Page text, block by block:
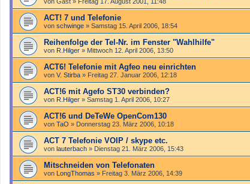
ACT! 7 und Telefonie
von schwinge » Samstag 15. April 2006, 18:54
Reihenfolge der Tel-Nr. im Fenster "Wahlhilfe"
von R.Hilger » Mittwoch 12. April 2006, 13:50
ACT6! Telefonie mit Agfeo neu einrichten
von V. Stirba » Freitag 27. Januar 2006, 12:18
ACT!6 mit Agefo ST30 verbinden?
von R.Hilger » Samstag 1. April 2006, 10:27
ACT!6 und DeTeWe OpenCom130
von TaO » Donnerstag 23. März 2006, 10:18
ACT 7 Telefonie VOIP / skype etc.
von lauterbach » Dienstag 21. März 2006, 15:43
Mitschneiden von Telefonaten
von LongThomas » Freitag 3. März 2006, 14:39